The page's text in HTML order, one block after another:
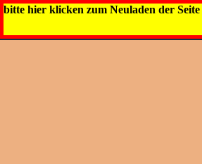
bitte hier klicken zum Neuladen der Seite